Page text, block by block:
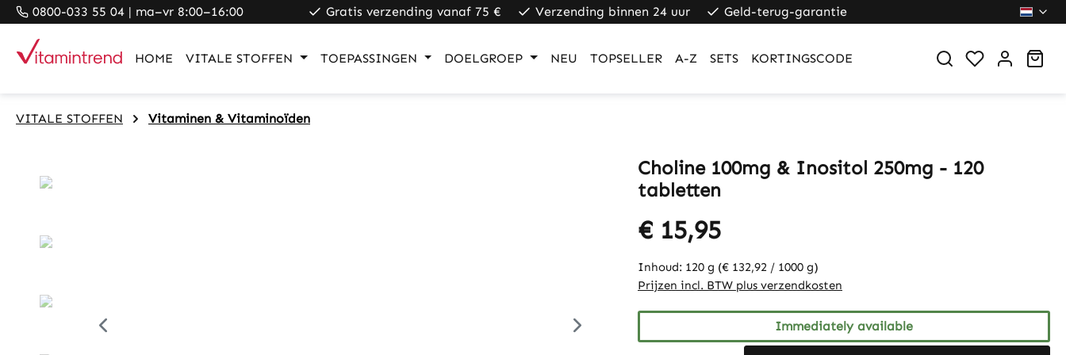
Skip to main navigation
0800-033 55 04 | ma–vr 8:00–16:00 Gratis verzending vanaf 75 € Verzending binnen 24 uur Geld-terug-garantie
HOME VITALE STOFFEN TOEPASSINGEN DOELGROEP NEU TOPSELLER A-Z SETS KORTINGSCODE
VITALE STOFFEN Vitaminen & Vitaminoïden
Choline 100mg & Inositol 250mg - 120
tabletten
€ 15,95
Inhoud: 120 g (€ 132,92 / 1000 g)
Prijzen incl. BTW plus verzendkosten
Immediately available